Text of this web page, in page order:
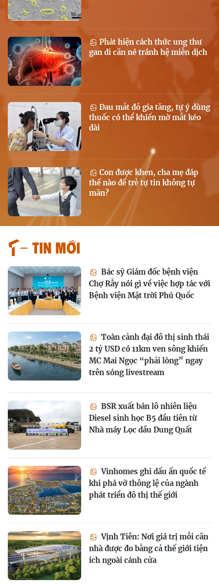
Phát hiện cách thức ung thư
gan di căn né tránh hệ miễn dịch
Đau mắt đỏ gia tăng, tự ý dùng
thuốc có thể khiến mờ mắt kéo
dài
Con được khen, cha mẹ đáp
thế nào để trẻ tự tin không tự
mãn?
Tin mới
Bác sỹ Giám đốc bệnh viện
Chợ Rẫy nói gì về việc hợp tác với
Bệnh viện Mặt trời Phú Quốc
Toàn cảnh đại đô thị sinh thái
2 tỷ USD có 11km ven sông khiến
MC Mai Ngọc “phải lòng” ngay
trên sóng livestream
BSR xuất bán lô nhiên liệu
Diesel sinh học B5 đầu tiên từ
Nhà máy Lọc dầu Dung Quất
Vinhomes ghi dấu ấn quốc tế
khi phá vỡ thông lệ của ngành
phát triển đô thị thế giới
Vịnh Tiên: Nơi giá trị mỗi căn
nhà được đo bằng cả thế giới tiện
ích ngoài cánh cửa